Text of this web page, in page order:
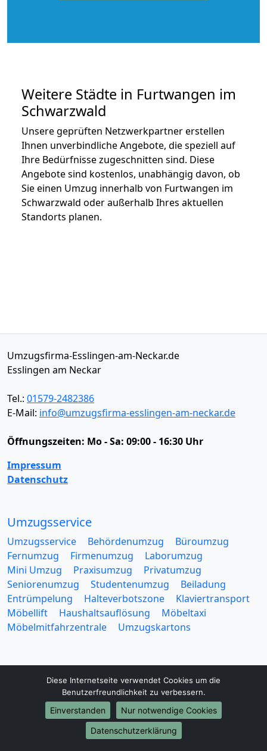
Weitere Städte in Furtwangen im
Schwarzwald
Unsere geprüften Netzwerkpartner erstellen
Ihnen unverbindliche Angebote, die speziell auf
Ihre Bedürfnisse zugeschnitten sind. Diese
Angebote sind kostenlos, unabhängig davon, ob
Sie einen Umzug innerhalb von Furtwangen im
Schwarzwald oder außerhalb Ihres aktuellen
Standorts planen.
Umzugsfirma-Esslingen-am-Neckar.de
Esslingen am Neckar
Tel.: 01579-2482386
E-Mail: info@umzugsfirma-esslingen-am-neckar.de
Öffnungszeiten: Mo - Sa: 09:00 - 16:30 Uhr
Impressum
Datenschutz
Umzugsservice
Umzugsservice Behördenumzug
Büroumzug
Fernumzug
Firmenumzug
Laborumzug
Mini Umzug
Praxisumzug
Privatumzug
Seniorenumzug
Studentenumzug
Beiladung
Entrümpelung
Halteverbotszone
Klaviertransport
Möbellift
Haushaltsauflösung
Möbeltaxi
Möbelmitfahrzentrale
Umzugskartons
Europa-Umzüge
Umzug von Esslingen am Neckar nach Belarus
Umzug von Esslingen am Neckar nach Belgien
Diese Internetseite verwendet Cookies um die
Benutzerfreundlichkeit zu verbessern.
Einverstanden
Nur notwendige Cookies
Datenschutzerklärung